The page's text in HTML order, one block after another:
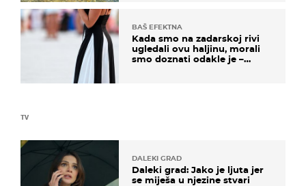
TV
DALEKI GRAD
Daleki grad: Jako je ljuta jer
se miješa u njezine stvari
BAŠ EFEKTNA
Kada smo na zadarskoj rivi
ugledali ovu haljinu, morali
smo doznati odakle je –